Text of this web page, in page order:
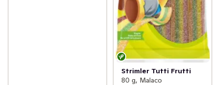
Strimler Tutti Frutti
80 g, Malaco